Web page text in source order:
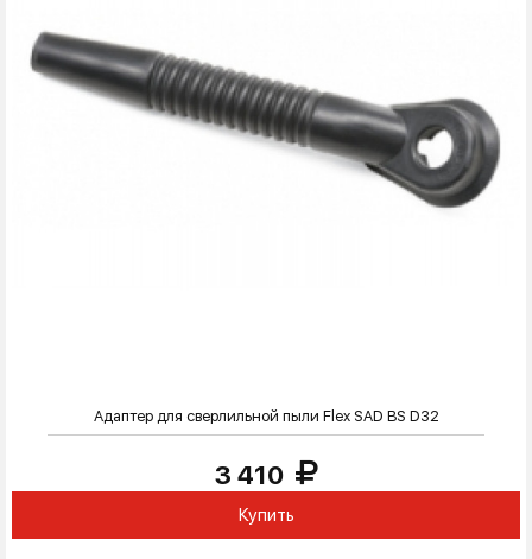
Адаптер для сверлильной пыли Flex SAD BS D32
3 410
Купить